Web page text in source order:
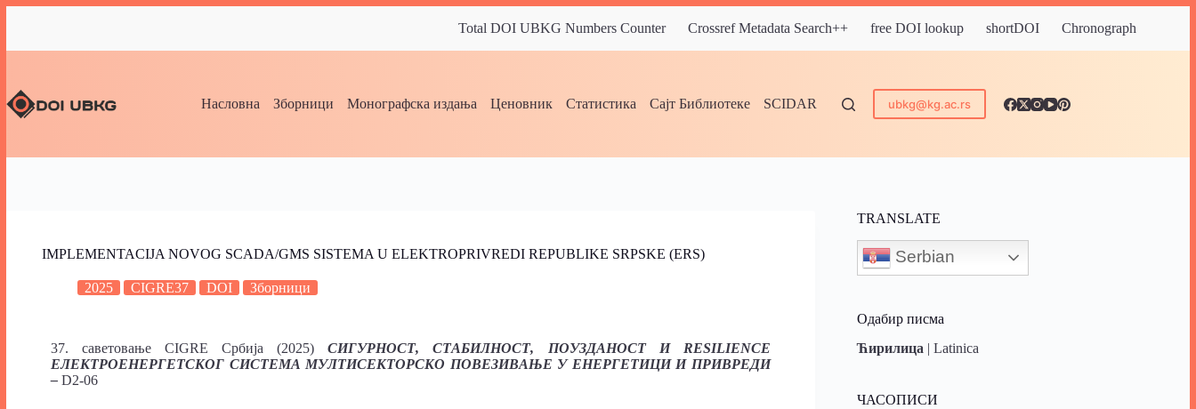
Total DOI UBKG Numbers Counter Crossref Metadata Search++ free DOI lookup shortDOI Chronograph
Насловна Зборници Монографска издања Ценовник Статистика Сајт Библиотеке SCIDAR ubkg@kg.ac.rs
IMPLEMENTACIJA NOVOG SCADA/GMS SISTEMA U ELEKTROPRIVREDI REPUBLIKE SRPSKE (ERS)
2025 CIGRE37 DOI Зборници
37. саветовање CIGRE Србија (2025)СИГУРНОСТ, СТАБИЛНОСТ, ПОУЗДАНОСТ И RESILIENCE
ЕЛЕКТРОЕНЕРГЕТСКОГ СИСТЕМА МУЛТИСЕКТОРСКО ПОВЕЗИВАЊЕ У ЕНЕРГЕТИЦИ И ПРИВРЕДИ
– D2-06
TRANSLATE
Serbian
Одабир писма
Ћирилица |Latinica
ЧАСОПИСИ